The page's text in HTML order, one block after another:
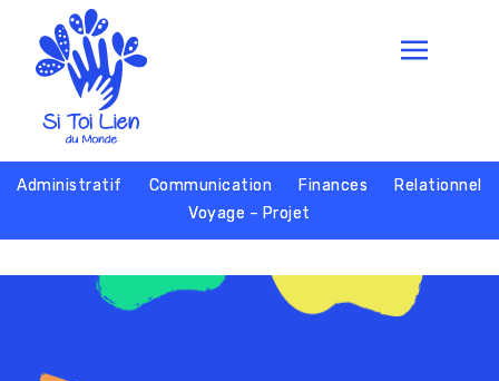
Administratif Communication Finances
Relationnel
Voyage – Projet